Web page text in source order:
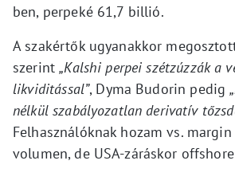
ben, perpeké 61,7 billió.
A szakértők ugyanakkor
szerint„Kalshi perpei szétzúzzák a
likviditással”, Dyma Budorin pedig
nélkül szabályozatlan derivatív
Felhasználóknak hozam vs.
volumen, de USA-záráskor